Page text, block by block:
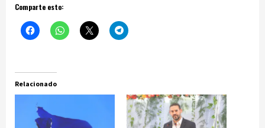
Comparte esto:
Relacionado